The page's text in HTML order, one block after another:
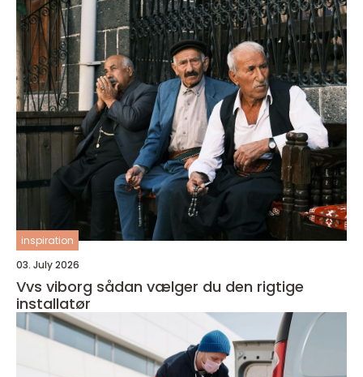
inspiration
03. July 2026
Vvs viborg sådan vælger du den rigtige
installatør